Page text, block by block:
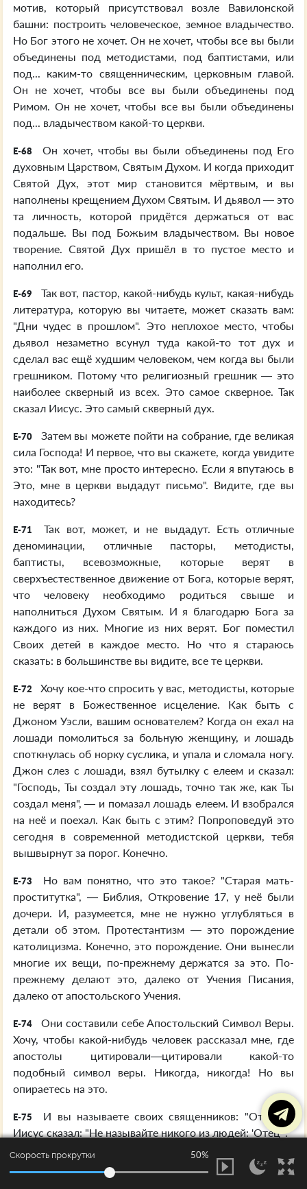
мотив, который присутствовал возле Вавилонской
башни: построить человеческое, земное владычество.
Но Бог этого не хочет. Он не хочет, чтобы все вы были
объединены под методистами, под баптистами, или
под... каким-то священническим, церковным главой.
Он не хочет, чтобы все вы были объединены под
Римом. Он не хочет, чтобы все вы были объединены
под... владычеством какой-то церкви.
E-68
Он хочет, чтобы вы были объединены под Его
духовным Царством, Святым Духом. И когда приходит
Святой Дух, этот мир становится мёртвым, и вы
наполнены крещением Духом Святым. И дьявол — это
та личность, которой придётся держаться от вас
подальше. Вы под Божьим владычеством. Вы новое
творение. Святой Дух пришёл в то пустое место и
наполнил его.
E-69
Так вот, пастор, какой-нибудь культ, какая-нибудь
литература, которую вы читаете, может сказать вам:
"Дни чудес в прошлом". Это неплохое место, чтобы
дьявол незаметно всунул туда какой-то тот дух и
сделал вас ещё худшим человеком, чем когда вы были
грешником. Потому что религиозный грешник — это
наиболее скверный из всех. Это самое скверное. Так
сказал Иисус. Это самый скверный дух.
E-70
Затем вы можете пойти на собрание, где великая
сила Господа! И первое, что вы скажете, когда увидите
это: "Так вот, мне просто интересно. Если я впутаюсь в
Это, мне в церкви выдадут письмо". Видите, где вы
находитесь?
E-71
Так вот, может, и не выдадут. Есть отличные
деноминации, отличные пасторы, методисты,
баптисты, всевозможные, которые верят в
сверхъестественное движение от Бога, которые верят,
что человеку необходимо родиться свыше и
наполниться Духом Святым. И я благодарю Бога за
каждого из них. Многие из них верят. Бог поместил
Своих детей в каждое место. Но что я стараюсь
сказать: в большинстве вы видите, все те церкви.
E-72
Хочу кое-что спросить у вас, методисты, которые
не верят в Божественное исцеление. Как быть с
Джоном Уэсли, вашим основателем? Когда он ехал на
лошади помолиться за больную женщину, и лошадь
споткнулась об норку суслика, и упала и сломала ногу.
Джон слез с лошади, взял бутылку с елеем и сказал:
"Господь, Ты создал эту лошадь, точно так же, как Ты
создал меня", — и помазал лошадь елеем. И взобрался
на неё и поехал. Как быть с этим? Попроповедуй это
сегодня в современной методистской церкви, тебя
вышвырнут за порог. Конечно.
E-73
Но вам понятно, что это такое? "Старая мать-
проститутка", — Библия, Откровение 17, у неё были
дочери. И, разумеется, мне не нужно углубляться в
детали об этом. Протестантизм — это порождение
католицизма. Конечно, это порождение. Они вынесли
многие их вещи, по-прежнему держатся за это. По-
прежнему делают это, далеко от Учения Писания,
далеко от апостольского Учения.
E-74
Они составили себе Апостольский Символ Веры.
Хочу, чтобы какой-нибудь человек рассказал мне, где
апостолы цитировали—цитировали какой-то
подобный символ веры. Никогда, никогда! Но вы
опираетесь на это.
E-75
И вы называете своих священников: "Отец". А
Иисус сказал: "Не называйте никого из людей: 'Отец'".
E-76 И вы, вы выносите свои молитвенники,
протестанты и католики, и повторяете молитвы опять,
Скорость прокрутки 50%